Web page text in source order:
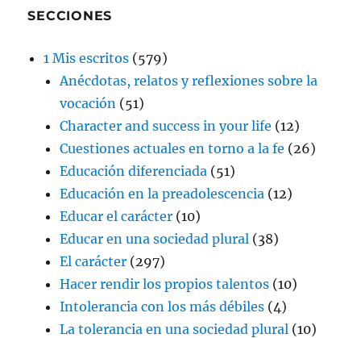
SECCIONES
1 Mis escritos (579)
Anécdotas, relatos y reflexiones sobre la
vocación (51)
Character and success in your life (12)
Cuestiones actuales en torno a la fe (26)
Educación diferenciada (51)
Educación en la preadolescencia (12)
Educar el carácter (10)
Educar en una sociedad plural (38)
El carácter (297)
Hacer rendir los propios talentos (10)
Intolerancia con los más débiles (4)
La tolerancia en una sociedad plural (10)